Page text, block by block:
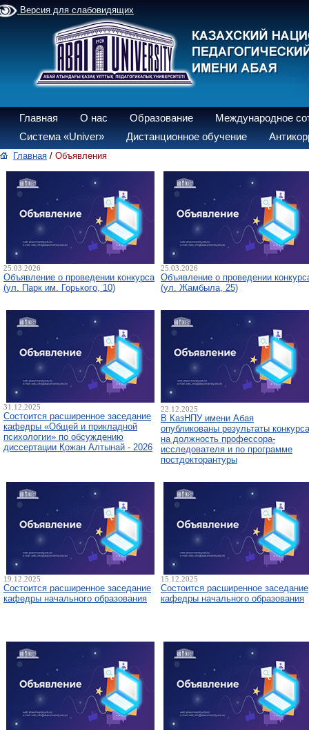
Версия для слабовидящих
Главная О нас Образование
Международное
Система «Univer»
Дистанционное обучение
Главная / Объявления
25.03.2026
Объявление о проведении конкурса
(ул. Парк им. Горького, 10)
25.03.2026
Объявление о проведении
(ул. Жамбыла, 25)
31.12.2025
Состоится расширенное заседание
кафедры «Общей и прикладной
психологии» по обсуждению
диссертации Қожан Алтынай - 2026
22.12.2025
В КазНПУ имени Абая
опубликованы результаты конкурса
на должность профессора-
исследователя и по программе
постдокторантуры
19.12.2025
Состоится расширенное заседание
кафедры начального образования
15.12.2025
Состоится расширенное заседание
кафедры начального образования